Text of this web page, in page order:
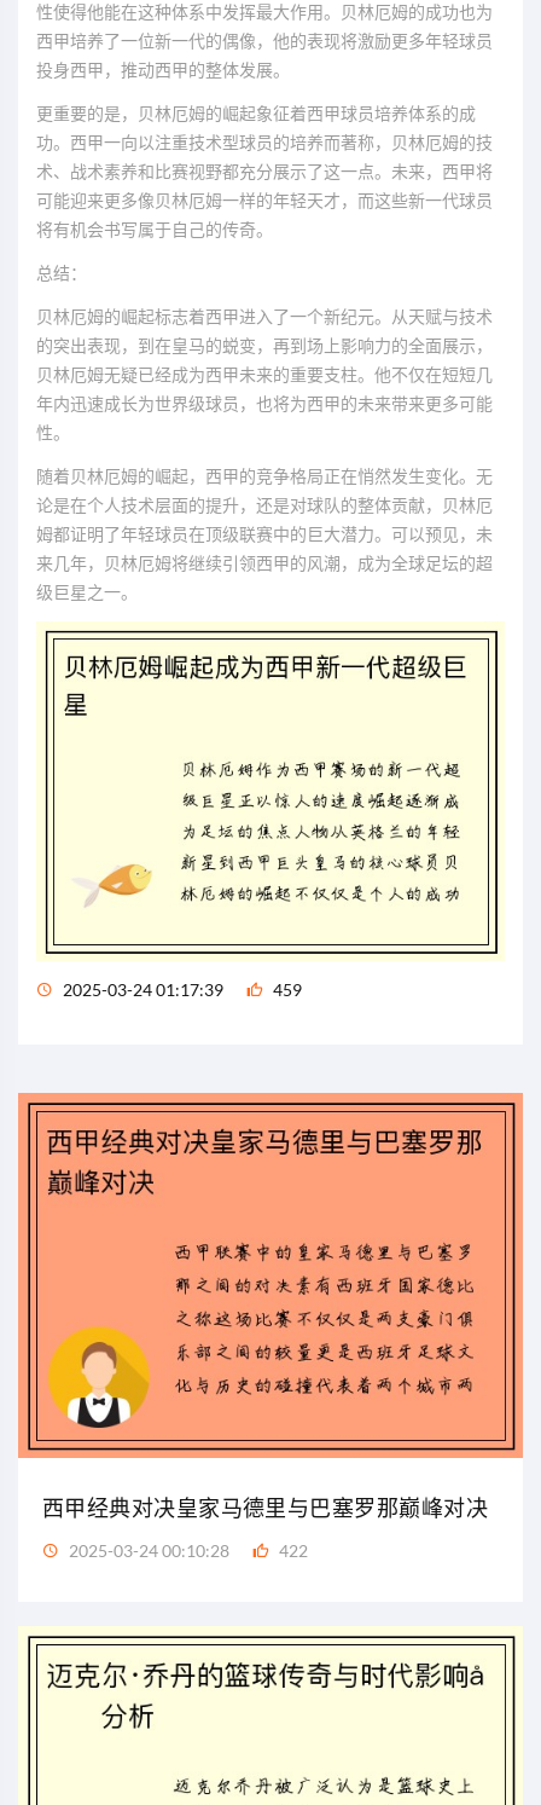
性使得他能在这种体系中发挥最大作用。贝林厄姆的成功也为
西甲培养了一位新一代的偶像，他的表现将激励更多年轻球员
投身西甲，推动西甲的整体发展。
更重要的是，贝林厄姆的崛起象征着西甲球员培养体系的成
功。西甲一向以注重技术型球员的培养而著称，贝林厄姆的技
术、战术素养和比赛视野都充分展示了这一点。未来，西甲将
可能迎来更多像贝林厄姆一样的年轻天才，而这些新一代球员
将有机会书写属于自己的传奇。
总结：
贝林厄姆的崛起标志着西甲进入了一个新纪元。从天赋与技术
的突出表现，到在皇马的蜕变，再到场上影响力的全面展示，
贝林厄姆无疑已经成为西甲未来的重要支柱。他不仅在短短几
年内迅速成长为世界级球员，也将为西甲的未来带来更多可能
性。
随着贝林厄姆的崛起，西甲的竞争格局正在悄然发生变化。无
论是在个人技术层面的提升，还是对球队的整体贡献，贝林厄
姆都证明了年轻球员在顶级联赛中的巨大潜力。可以预见，未
来几年，贝林厄姆将继续引领西甲的风潮，成为全球足坛的超
级巨星之一。
2025-03-24 01:17:39 459
西甲经典对决皇家马德里与巴塞罗那巅峰对决
2025-03-24 00:10:28 422